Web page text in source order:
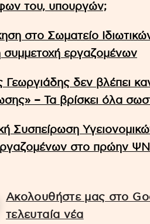
του, υπουργών;
στο Σωματείο
συμμετοχή εργαζομένων
δεν βλέπει
– Τα βρίσκει όλα
Συσπείρωση
στο πρώην
Ακολουθήστε μας στο
τελευταία νέα